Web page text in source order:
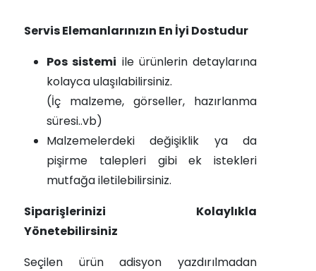
Servis Elemanlarınızın En İyi Dostudur
Pos sistemi ile ürünlerin detaylarına
kolayca ulaşılabilirsiniz.
(İç malzeme, görseller, hazırlanma
süresi..vb)
Malzemelerdeki değişiklik ya da
pişirme talepleri gibi ek istekleri
mutfağa iletilebilirsiniz.
Siparişlerinizi Kolaylıkla
Yönetebilirsiniz
Seçilen ürün adisyon yazdırılmadan